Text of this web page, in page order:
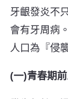
牙齦發炎不
會有牙周病
人口為『侵
(一)青春期